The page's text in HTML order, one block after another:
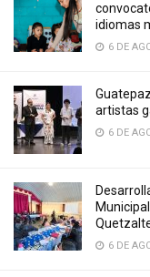
idiomas
6 DE
artistas
6 DE
6 DE